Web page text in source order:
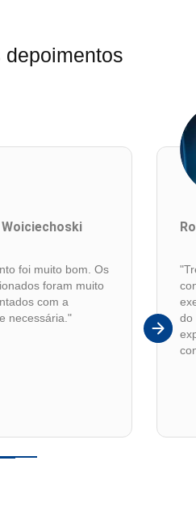
depoimentos
foi muito bom. Os
foram muito
com a
necessária."
do